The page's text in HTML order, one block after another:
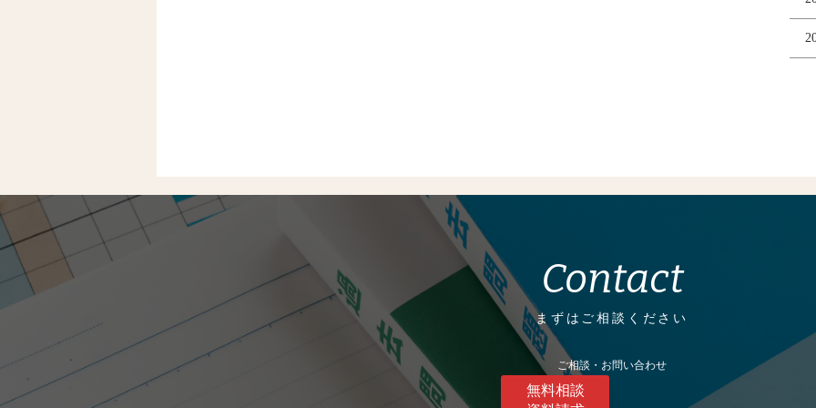
Contact
まずはご相談ください
ご相談・お問い合わせ
無料相談